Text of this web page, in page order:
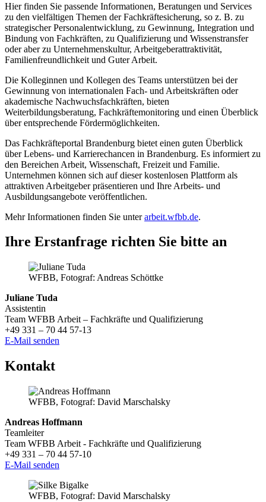
Hier finden Sie passende Informationen, Beratungen und Services
zu den vielfältigen Themen der Fachkräftesicherung, so z. B. zu
strategischer Personalentwicklung, zu Gewinnung, Integration und
Bindung von Fachkräften, zu Qualifizierung und Wissenstransfer
oder aber zu Unternehmenskultur, Arbeitgeberattraktivität,
Familienfreundlichkeit und Guter Arbeit.
Die Kolleginnen und Kollegen des Teams unterstützen bei der
Gewinnung von internationalen Fach- und Arbeitskräften oder
akademische Nachwuchsfachkräften, bieten
Weiterbildungsberatung, Fachkräftemonitoring und einen Überblick
über entsprechende Fördermöglichkeiten.
Das Fachkräfteportal Brandenburg bietet einen guten Überblick
über Lebens- und Karrierechancen in Brandenburg. Es informiert zu
den Bereichen Arbeit, Wissenschaft, Freizeit und Familie.
Unternehmen können sich auf dieser kostenlosen Plattform als
attraktiven Arbeitgeber präsentieren und Ihre Arbeits- und
Ausbildungsangebote veröffentlichen.
Mehr Informationen finden Sie unterarbeit.wfbb.de.
Ihre Erstanfrage richten Sie bitte an
WFBB, Fotograf: Andreas Schöttke
Juliane Tuda
Assistentin
Team WFBB Arbeit – Fachkräfte und Qualifizierung
+49 331 – 70 44 57-13
E-Mail senden
Kontakt
WFBB, Fotograf: David Marschalsky
Andreas Hoffmann
Teamleiter
Team WFBB Arbeit - Fachkräfte und Qualifizierung
+49 331 – 70 44 57-10
E-Mail senden
WFBB, Fotograf: David Marschalsky